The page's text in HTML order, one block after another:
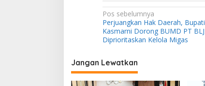
N
a
v
i
g
Pos sebelumnya
Perjuangkan Hak Daerah, Bupati
Kasmarni Dorong BUMD PT BLJ
Diprioritaskan Kelola Migas
Jangan Lewatkan